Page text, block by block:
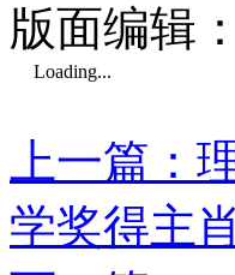
版面编辑
Loading...
上一篇
学奖得主